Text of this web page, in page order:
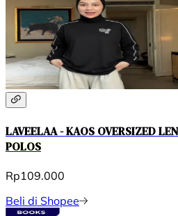
LAVEELAA - KAOS OVERSIZED
POLOS
Rp109.000
Beli di Shopee